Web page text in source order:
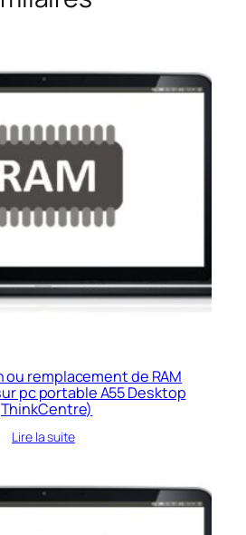
remplacement de RAM
pc portable A55 Desktop
Lire la suite